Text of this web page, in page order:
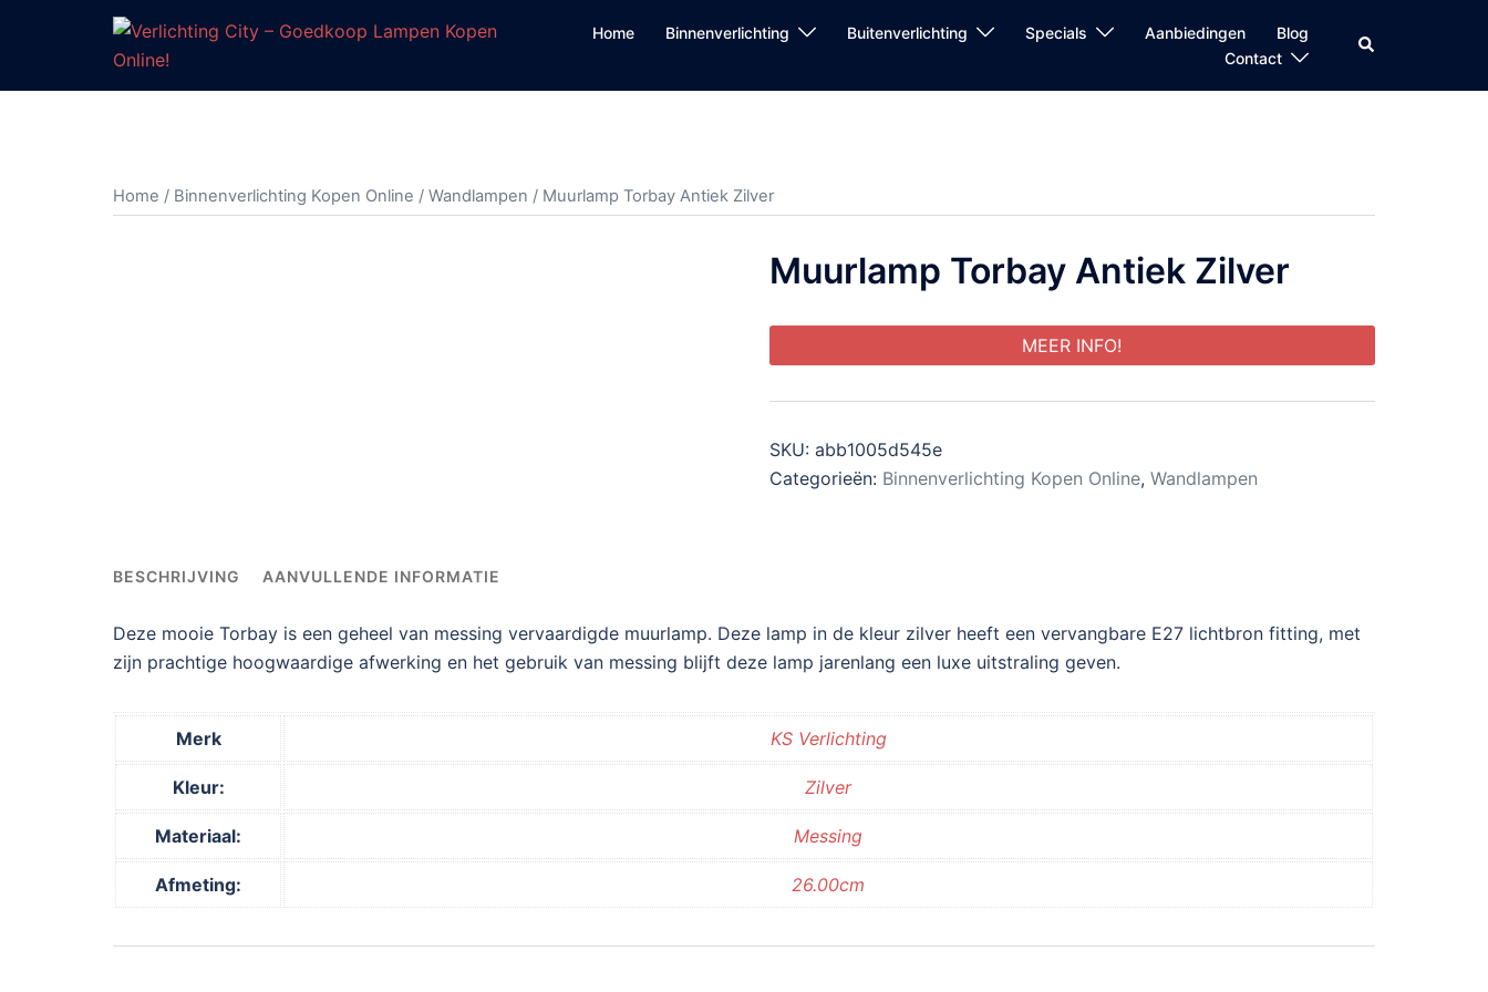
Home Binnenverlichting Buitenverlichting Specials Aanbiedingen
Blog
Contact
Zoeken
Home / Binnenverlichting Kopen Online / Wandlampen / Muurlamp Torbay Antiek Zilver
Muurlamp Torbay Antiek Zilver
MEER INFO!
SKU: abb1005d545e
Categorieën: Binnenverlichting Kopen Online, Wandlampen
BESCHRIJVING AANVULLENDE INFORMATIE
Deze mooie Torbay is een geheel van messing vervaardigde muurlamp. Deze lamp in de kleur zilver heeft een vervangbare E27 lichtbron fitting, met
zijn prachtige hoogwaardige afwerking en het gebruik van messing blijft deze lamp jarenlang een luxe uitstraling geven.
Merk KS Verlichting
Kleur: Zilver
Materiaal: Messing
Afmeting: 26.00cm